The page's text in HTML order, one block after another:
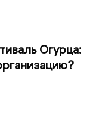
Огурца: